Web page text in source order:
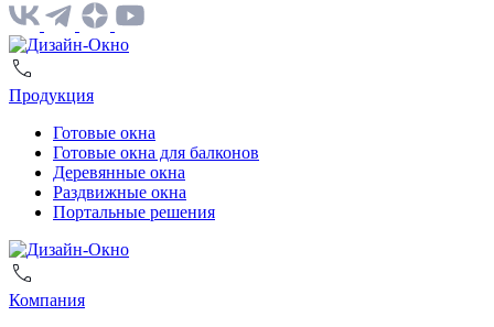
Продукция
Готовые окна
Готовые окна для балконов
Деревянные окна
Раздвижные окна
Портальные решения
Компания